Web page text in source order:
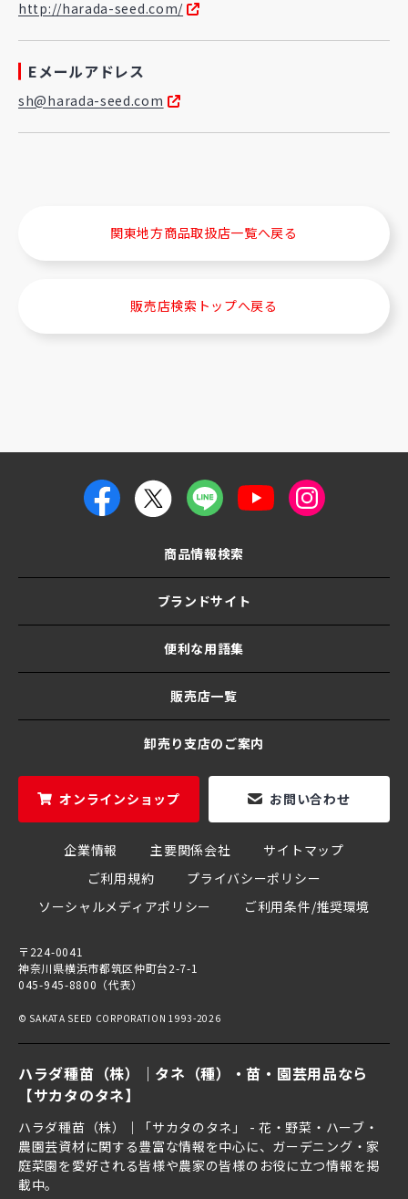
ハラダ種苗（株）｜タネ（種）・苗・園芸用品なら
【サカタのタネ】
ハラダ種苗（株）｜「サカタのタネ」 - 花・野菜・ハーブ・
農園芸資材に関する豊富な情報を中心に、ガーデニング・家
庭菜園を愛好される皆様や農家の皆様のお役に立つ情報を掲
載中。
http://harada-seed.com/
Eメールアドレス
sh@harada-seed.com
関東地方商品取扱店一覧へ戻る
販売店検索トップへ戻る
商品情報検索
ブランドサイト
便利な用語集
販売店一覧
卸売り支店のご案内
オンラインショップ お問い合わせ
企業情報 主要関係会社
サイトマップ
ご利用規約
プライバシーポリシー
ソーシャルメディアポリシー
ご利用条件/推奨環境
〒224-0041
神奈川県横浜市都筑区仲町台2-7-1
045-945-8800（代表）
© SAKATA SEED CORPORATION 1993-2026